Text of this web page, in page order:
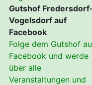
Gutshof
Vogelsdorf auf
Facebook
Folge dem Gutshof
Facebook und werde
über alle
Veranstaltungen und